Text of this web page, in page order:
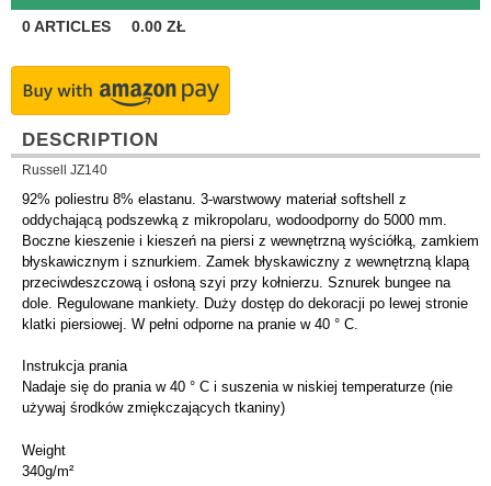
0ARTICLES 0.00 ZŁ
DESCRIPTION
Russell JZ140
92% poliestru 8% elastanu. 3-warstwowy materiał softshell z
oddychającą podszewką z mikropolaru, wodoodporny do 5000 mm.
Boczne kieszenie i kieszeń na piersi z wewnętrzną wyściółką, zamkiem
błyskawicznym i sznurkiem. Zamek błyskawiczny z wewnętrzną klapą
przeciwdeszczową i osłoną szyi przy kołnierzu. Sznurek bungee na
dole. Regulowane mankiety. Duży dostęp do dekoracji po lewej stronie
klatki piersiowej. W pełni odporne na pranie w 40 ° C.
Instrukcja prania
Nadaje się do prania w 40 ° C i suszenia w niskiej temperaturze (nie
używaj środków zmiękczających tkaniny)
Weight
340g/m²